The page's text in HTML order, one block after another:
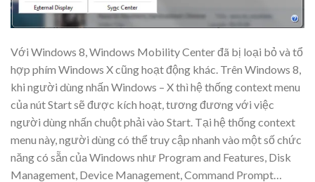
Với Windows 8, Windows Mobility Center đã bị loại bỏ và tổ
hợp phím Windows X cũng hoạt động khác. Trên Windows 8,
khi người dùng nhấn Windows – X thì hệ thống context menu
của nút Start sẽ được kích hoạt, tương đương với việc
người dùng nhấn chuột phải vào Start. Tại hệ thống context
menu này, người dùng có thể truy cập nhanh vào một số chức
năng có sẵn của Windows như Program and Features, Disk
Management, Device Management, Command Prompt…